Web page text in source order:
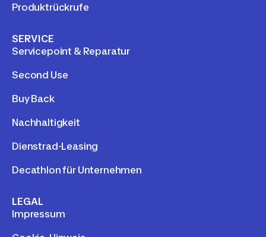
Produktrückrufe
SERVICE
Servicepoint & Reparatur
Second Use
Buy Back
Nachhaltigkeit
Dienstrad-Leasing
Decathlon für Unternehmen
LEGAL
Impressum